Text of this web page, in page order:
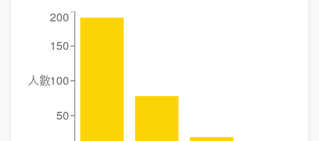
50
100
150
200
人數